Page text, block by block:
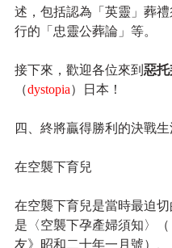
述，包括認為「英靈」葬
行的「忠靈公葬論」等。
接下來，歡迎各位來到 惡托
（dystopia）日本！
四、終將贏得勝利的決戰生
在空襲下育兒
在空襲下育兒是當時最迫
是〈空襲下孕產婦須知〉（
友》昭和二十年一月號）